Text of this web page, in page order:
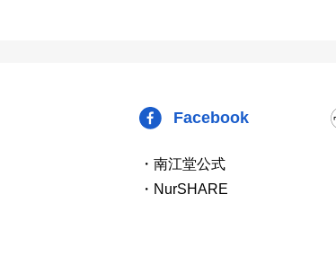
Facebook
・南江堂公式
・NurSHARE